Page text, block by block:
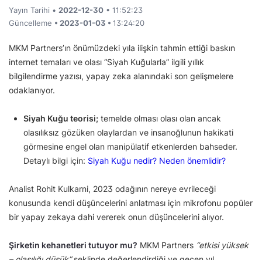
Yayın Tarihi • 2022-12-30 • 11:52:23
Güncelleme • 2023-01-03 • 13:24:20
MKM Partners’ın önümüzdeki yıla ilişkin tahmin ettiği baskın
internet temaları ve olası “Siyah Kuğularla” ilgili yıllık
bilgilendirme yazısı, yapay zeka alanındaki son gelişmelere
odaklanıyor.
Siyah Kuğu teorisi; temelde olması olası olan ancak
olasılıksız gözüken olaylardan ve insanoğlunun hakikati
görmesine engel olan manipülatif etkenlerden bahseder.
Detaylı bilgi için: Siyah Kuğu nedir? Neden önemlidir?
Analist Rohit Kulkarni, 2023 odağının nereye evrileceği
konusunda kendi düşüncelerini anlatması için mikrofonu popüler
bir yapay zekaya dahi vererek onun düşüncelerini alıyor.
Şirketin kehanetleri tutuyor mu? MKM Partners “etkisi yüksek